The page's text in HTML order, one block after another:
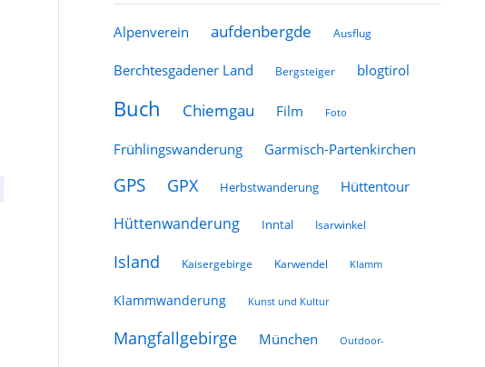
Alpenverein aufdenbergde Ausflug
Berchtesgadener Land Bergsteiger blogtirol
Buch Chiemgau Film Foto
Frühlingswanderung Garmisch-Partenkirchen
GPS GPX Herbstwanderung Hüttentour
Hüttenwanderung Inntal Isarwinkel
Island Kaisergebirge Karwendel Klamm
Klammwanderung Kunst und Kultur
Mangfallgebirge München Outdoor-